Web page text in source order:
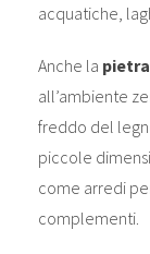
acquatiche,
Anche la pietra
all’ambiente
freddo del
piccole
come arredi
complementi.